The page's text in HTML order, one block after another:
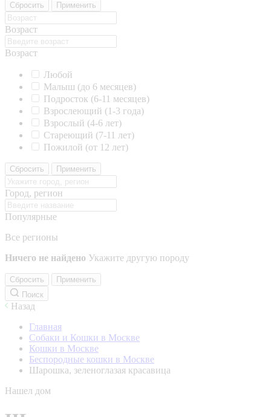
Сбросить Применить
Возраст
Возраст
Любой
Малыш (до 6 месяцев)
Подросток (6-11 месяцев)
Взрослеющий (1-3 года)
Взрослый (4-6 лет)
Стареющий (7-11 лет)
Пожилой (от 12 лет)
Сбросить Применить
Город, регион
Популярные
Все регионы
Ничего не найдено Укажите другую породу
Сбросить
Применить
Поиск
Назад
Главная
Собаки и Кошки в Москве
Кошки в Москве
Беспородные кошки в Москве
Шарошка, зеленоглазая красавица
Нашел дом